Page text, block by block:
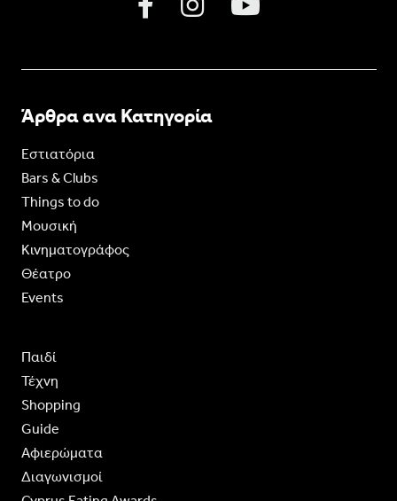
Άρθρα ανα Κατηγορία
Εστιατόρια
Bars & Clubs
Things to do
Moυσική
Κινηματογράφος
Θέατρο
Events
Παιδί
Τέχνη
Shopping
Guide
Aφιερώματα
Διαγωνισμοί